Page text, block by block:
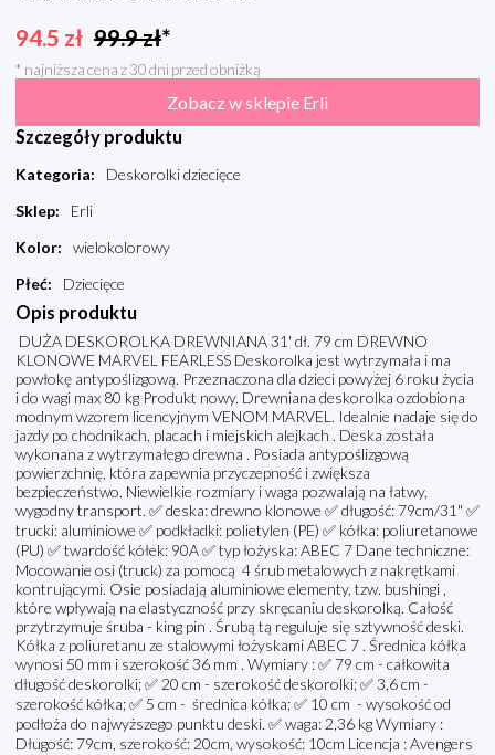
94.5 zł 99.9zł*
* najniższa cena z 30 dni przed obniżką
Zobacz w sklepie Erli
Szczegóły produktu
Kategoria:
Deskorolki dziecięce
Sklep:
Erli
Kolor:
wielokolorowy
Płeć: Dziecięce
Opis produktu
DUŻA DESKOROLKA DREWNIANA 31' dł. 79 cm DREWNO
KLONOWE MARVEL FEARLESS Deskorolka jest wytrzymała i ma
powłokę antypoślizgową. Przeznaczona dla dzieci powyżej 6 roku życia
i do wagi max 80 kg Produkt nowy. Drewniana deskorolka ozdobiona
modnym wzorem licencyjnym VENOM MARVEL. Idealnie nadaje się do
jazdy po chodnikach, placach i miejskich alejkach . Deska została
wykonana z wytrzymałego drewna . Posiada antypoślizgową
powierzchnię, która zapewnia przyczepność i zwiększa
bezpieczeństwo. Niewielkie rozmiary i waga pozwalają na łatwy,
wygodny transport. ✅ deska: drewno klonowe ✅ długość: 79cm/31" ✅
trucki: aluminiowe ✅ podkładki: polietylen (PE) ✅ kółka: poliuretanowe
(PU) ✅ twardość kółek: 90A ✅ typ łożyska: ABEC 7 Dane techniczne:
Mocowanie osi (truck) za pomocą 4 śrub metalowych z nakrętkami
kontrującymi. Osie posiadają aluminiowe elementy, tzw. bushingi ,
które wpływają na elastyczność przy skręcaniu deskorolką. Całość
przytrzymuje śruba - king pin . Śrubą tą reguluje się sztywność deski.
Kółka z poliuretanu ze stalowymi łożyskami ABEC 7 . Średnica kółka
wynosi 50 mm i szerokość 36 mm . Wymiary : ✅ 79 cm - całkowita
długość deskorolki; ✅ 20 cm - szerokość deskorolki; ✅ 3,6 cm -
szerokość kółka; ✅ 5 cm - średnica kółka; ✅ 10 cm - wysokość od
podłoża do najwyższego punktu deski. ✅ waga: 2,36 kg Wymiary :
Długość: 79cm, szerokość: 20cm, wysokość: 10cm Licencja : Avengers